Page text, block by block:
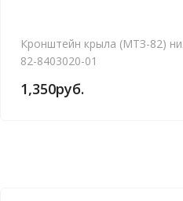
Кронштейн крыла (МТЗ-82)
82-8403020-01
1,350руб.